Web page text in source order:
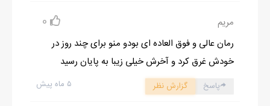
اصول اخلاقی نیستند وسوسه می کند . منطق آنها همین است و
نظرشان نیز کاملا درست است .
- منظورتان در مورد مو است ؟
او سرش را به نشانه ی تصدیق تکان داد :
- تو همیشه باید موهایت را ببافی . مگر این که به کسی که با او
مریم 0
رمان عالی و فوق العاده ای بودو منو برای چند روز در
خودش غرق کرد و آخرش خیلی زیبا به پایان رسید
۵ ماه پیش پاسخ گزارش نظر